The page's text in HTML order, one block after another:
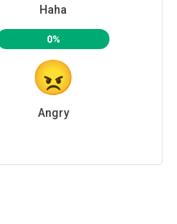
Haha
0%
Angry